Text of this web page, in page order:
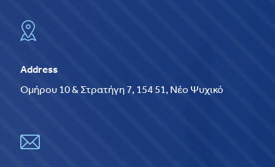
Address
Ομήρου 10 & Στρατήγη 7, 154 51, Νέο Ψυχικό